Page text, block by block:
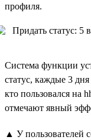
профиля.
Система функции
статус, каждые 3
кто пользовался на
отмечают явный
▲ У пользователей